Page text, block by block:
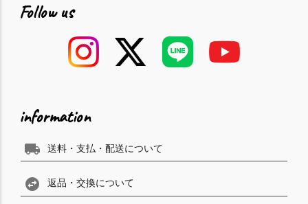
Follow us
information
local_shipping 送料・支払・配送について
swap_horizontal_circle 返品・交換について